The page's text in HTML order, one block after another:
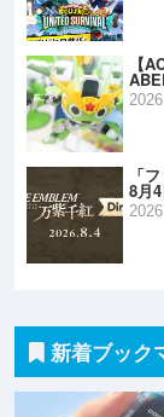
【
「
8月
新着ブック